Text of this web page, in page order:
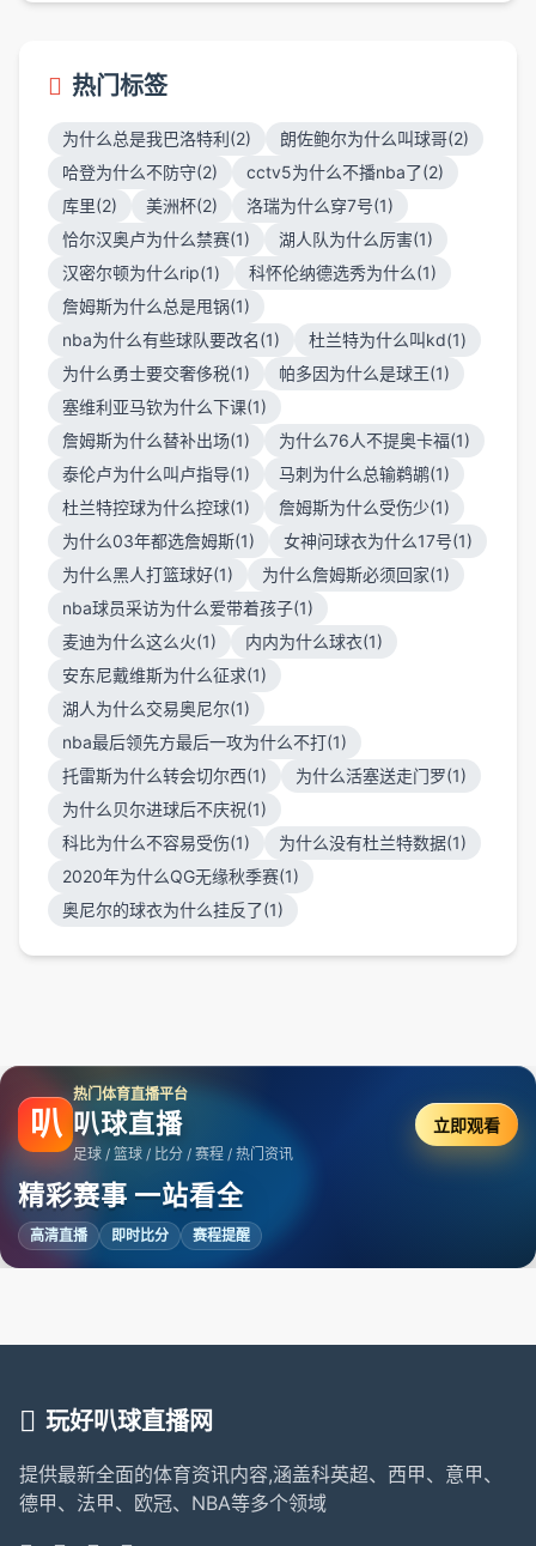
热门标签
为什么总是我巴洛特利(2)
朗佐鲍尔为什么叫球哥(2)
哈登为什么不防守(2)
cctv5为什么不播nba了(2)
库里(2)
美洲杯(2)
洛瑞为什么穿7号(1)
恰尔汉奥卢为什么禁赛(1)
湖人队为什么厉害(1)
汉密尔顿为什么rip(1)
科怀伦纳德选秀为什么(1)
詹姆斯为什么总是甩锅(1)
nba为什么有些球队要改名(1)
杜兰特为什么叫kd(1)
为什么勇士要交奢侈税(1)
帕多因为什么是球王(1)
塞维利亚马钦为什么下课(1)
詹姆斯为什么替补出场(1)
为什么76人不提奥卡福(1)
泰伦卢为什么叫卢指导(1)
马刺为什么总输鹈鹕(1)
杜兰特控球为什么控球(1)
詹姆斯为什么受伤少(1)
为什么03年都选詹姆斯(1)
女神问球衣为什么17号(1)
为什么黑人打篮球好(1)
为什么詹姆斯必须回家(1)
nba球员采访为什么爱带着孩子(1)
麦迪为什么这么火(1)
内内为什么球衣(1)
安东尼戴维斯为什么征求(1)
湖人为什么交易奥尼尔(1)
nba最后领先方最后一攻为什么不打(1)
托雷斯为什么转会切尔西(1)
为什么活塞送走门罗(1)
为什么贝尔进球后不庆祝(1)
科比为什么不容易受伤(1)
为什么没有杜兰特数据(1)
2020年为什么QG无缘秋季赛(1)
奥尼尔的球衣为什么挂反了(1)
叭
热门体育直播平台
叭球直播
足球 / 篮球 / 比分 / 赛程 / 热门资讯
精彩赛事 一站看全
高清直播 即时比分 赛程提醒
立即观看
玩好叭球直播网
提供最新全面的体育资讯内容,涵盖科英超、西甲、意甲、
德甲、法甲、欧冠、NBA等多个领域